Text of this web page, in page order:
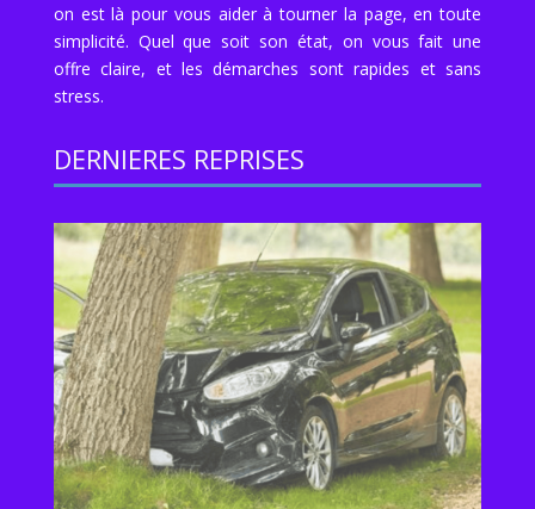
on est là pour vous aider à tourner la page, en toute
simplicité. Quel que soit son état, on vous fait une
offre claire, et les démarches sont rapides et sans
stress.
DERNIERES REPRISES